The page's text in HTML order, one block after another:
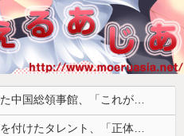
西側からの手痛い指摘に激怒した中国総領事館、「これが米国人Youtuberが紹介する本当の中国だ」と動画を公開するも……
高市首相の熊本視察動画にケチを付けたタレント、「正体バレバレよな」と黒電話の呼び方であっさりと……